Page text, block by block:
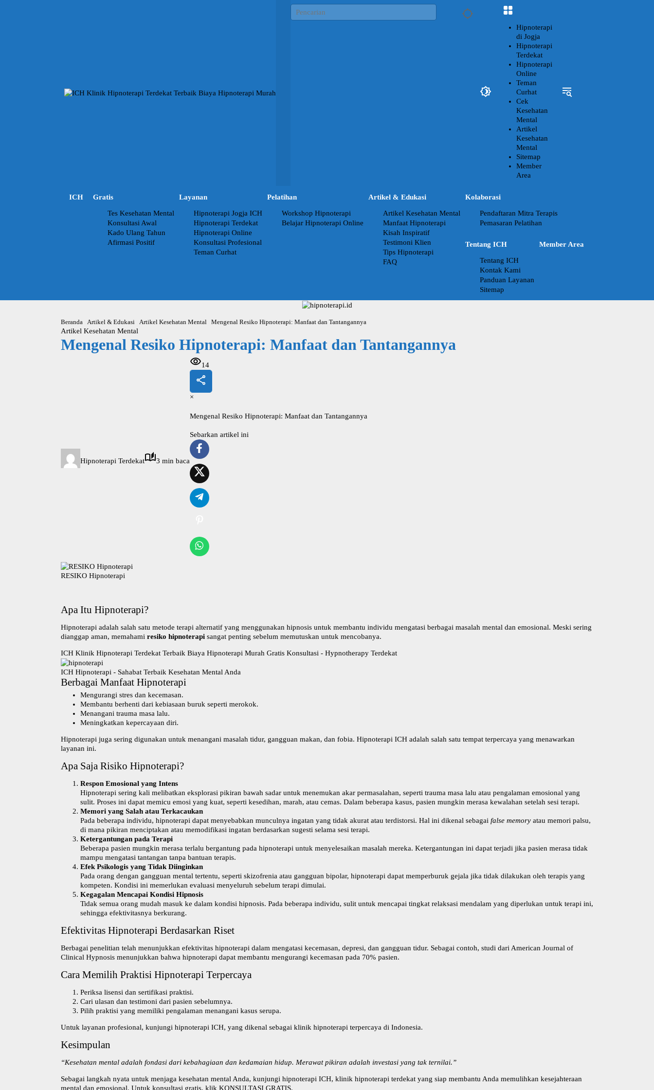
Hipnoterapi
di Jogja
Hipnoterapi
Terdekat
Hipnoterapi
Online
Teman
Curhat
Cek
Kesehatan
Mental
Artikel
Kesehatan
Mental
Sitemap
Member
Area
ICH Gratis
Tes Kesehatan Mental
Konsultasi Awal
Kado Ulang Tahun
Afirmasi Positif
Layanan
Hipnoterapi Jogja ICH
Hipnoterapi Terdekat
Hipnoterapi Online
Konsultasi Profesional
Teman Curhat
Pelatihan
Workshop Hipnoterapi
Belajar Hipnoterapi Online
Artikel & Edukasi
Artikel Kesehatan Mental
Manfaat Hipnoterapi
Kisah Inspiratif
Testimoni Klien
Tips Hipnoterapi
FAQ
Kolaborasi
Pendaftaran Mitra Terapis
Pemasaran Pelatihan
Tentang ICH
Tentang ICH
Kontak Kami
Panduan Layanan
Sitemap
Member Area
Beranda Artikel & Edukasi Artikel Kesehatan Mental Mengenal Resiko Hipnoterapi: Manfaat dan Tantangannya
Artikel Kesehatan Mental
Mengenal Resiko Hipnoterapi: Manfaat dan Tantangannya
Hipnoterapi Terdekat 3 min baca
14
×
Mengenal Resiko Hipnoterapi: Manfaat dan Tantangannya
Sebarkan artikel ini
RESIKO Hipnoterapi
Apa Itu Hipnoterapi?
Hipnoterapi adalah salah satu metode terapi alternatif yang menggunakan hipnosis untuk membantu individu mengatasi berbagai masalah mental dan emosional. Meski sering
dianggap aman, memahami resiko hipnoterapi sangat penting sebelum memutuskan untuk mencobanya.
ICH Klinik Hipnoterapi Terdekat Terbaik Biaya Hipnoterapi Murah Gratis Konsultasi - Hypnotherapy Terdekat
ICH Hipnoterapi - Sahabat Terbaik Kesehatan Mental Anda
Berbagai Manfaat Hipnoterapi
Mengurangi stres dan kecemasan.
Membantu berhenti dari kebiasaan buruk seperti merokok.
Menangani trauma masa lalu.
Meningkatkan kepercayaan diri.
Hipnoterapi juga sering digunakan untuk menangani masalah tidur, gangguan makan, dan fobia. Hipnoterapi ICHadalah salah satu tempat terpercaya yang menawarkan
layanan ini.
Apa Saja Risiko Hipnoterapi?
Respon Emosional yang Intens
Hipnoterapi sering kali melibatkan eksplorasi pikiran bawah sadar untuk menemukan akar permasalahan, seperti trauma masa lalu atau pengalaman emosional yang
sulit. Proses ini dapat memicu emosi yang kuat, seperti kesedihan, marah, atau cemas. Dalam beberapa kasus, pasien mungkin merasa kewalahan setelah sesi terapi.
Memori yang Salah atau Terkacaukan
Pada beberapa individu, hipnoterapi dapat menyebabkan munculnya ingatan yang tidak akurat atau terdistorsi. Hal ini dikenal sebagai false memoryatau memori palsu,
di mana pikiran menciptakan atau memodifikasi ingatan berdasarkan sugesti selama sesi terapi.
Ketergantungan pada Terapi
Beberapa pasien mungkin merasa terlalu bergantung pada hipnoterapi untuk menyelesaikan masalah mereka. Ketergantungan ini dapat terjadi jika pasien merasa tidak
mampu mengatasi tantangan tanpa bantuan terapis.
Efek Psikologis yang Tidak Diinginkan
Pada orang dengan gangguan mental tertentu, seperti skizofrenia atau gangguan bipolar, hipnoterapi dapat memperburuk gejala jika tidak dilakukan oleh terapis yang
kompeten. Kondisi ini memerlukan evaluasi menyeluruh sebelum terapi dimulai.
Kegagalan Mencapai Kondisi Hipnosis
Tidak semua orang mudah masuk ke dalam kondisi hipnosis. Pada beberapa individu, sulit untuk mencapai tingkat relaksasi mendalam yang diperlukan untuk terapi ini,
sehingga efektivitasnya berkurang.
Efektivitas Hipnoterapi Berdasarkan Riset
Berbagai penelitian telah menunjukkan efektivitas hipnoterapi dalam mengatasi kecemasan, depresi, dan gangguan tidur. Sebagai contoh, studi dari American Journal of
Clinical Hypnosismenunjukkan bahwa hipnoterapi dapat membantu mengurangi kecemasan pada 70% pasien.
Cara Memilih Praktisi Hipnoterapi Terpercaya
Periksa lisensi dan sertifikasi praktisi.
Cari ulasan dan testimoni dari pasien sebelumnya.
Pilih praktisi yang memiliki pengalaman menangani kasus serupa.
Untuk layanan profesional, kunjungi hipnoterapi ICH, yang dikenal sebagai klinik hipnoterapi terpercaya di Indonesia.
Kesimpulan
“Kesehatan mental adalah fondasi dari kebahagiaan dan kedamaian hidup. Merawat pikiran adalah investasi yang tak ternilai.”
Sebagai langkah nyata untuk menjaga kesehatan mental Anda, kunjungi hipnoterapi ICH, klinik hipnoterapi terdekat yang siap membantu Anda memulihkan kesejahteraan
mental dan emosional. Untuk konsultasi gratis, klik KONSULTASI GRATIS.